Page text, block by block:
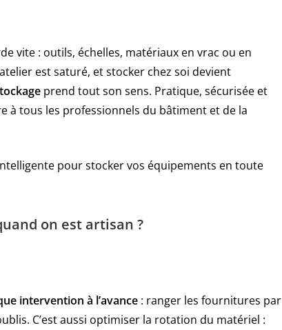
vite : outils, échelles, matériaux en vrac ou en
est saturé, et stocker chez soi devient
prend tout son sens. Pratique, sécurisée et
à tous les professionnels du bâtiment et de la
pour stocker vos équipements en toute
on est artisan ?
intervention à l’avance : ranger les fournitures par
C’est aussi optimiser la rotation du matériel :